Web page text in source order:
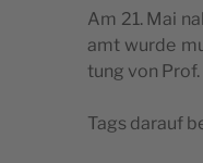
Am 21. Mai
amt wur­de
tung von
Tags dar­auf